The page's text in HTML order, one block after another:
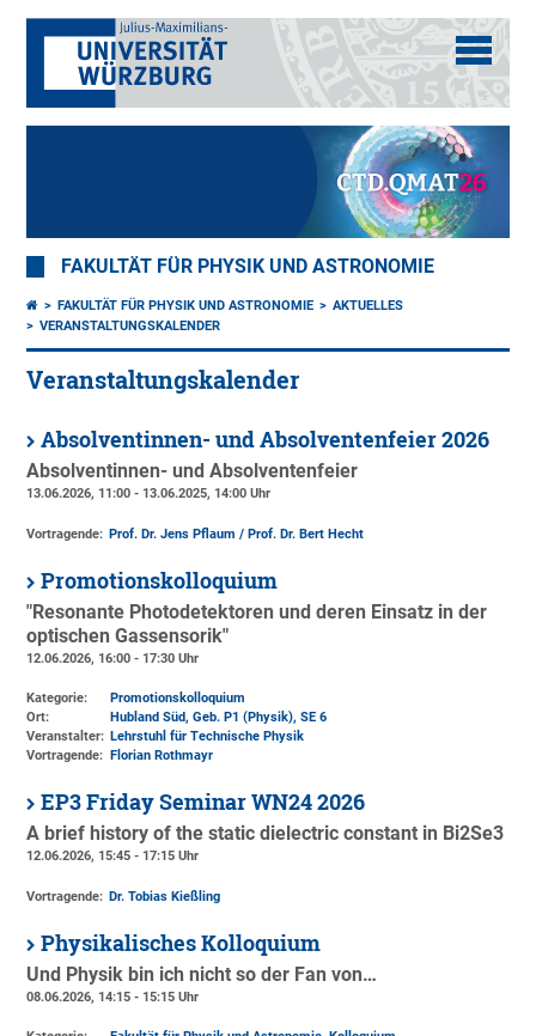
FAKULTÄT FÜR PHYSIK UND ASTRONOMIE
FAKULTÄT FÜR PHYSIK UND ASTRONOMIE
AKTUELLES
VERANSTALTUNGSKALENDER
Veranstaltungskalender
Absolventinnen- und Absolventenfeier 2026
Absolventinnen- und Absolventenfeier
13.06.2026, 11:00 - 13.06.2025, 14:00 Uhr
Vortragende: Prof. Dr. Jens Pflaum / Prof. Dr. Bert Hecht
Promotionskolloquium
"Resonante Photodetektoren und deren Einsatz in der
optischen Gassensorik"
12.06.2026, 16:00 - 17:30 Uhr
Kategorie:
Promotionskolloquium
Ort:
Hubland Süd, Geb. P1 (Physik), SE 6
Veranstalter: Lehrstuhl für Technische Physik
Vortragende:
Florian Rothmayr
EP3 Friday Seminar WN24 2026
A brief history of the static dielectric constant in Bi2Se3
12.06.2026, 15:45 - 17:15 Uhr
Vortragende: Dr. Tobias Kießling
Physikalisches Kolloquium
Und Physik bin ich nicht so der Fan von…
08.06.2026, 14:15 - 15:15 Uhr